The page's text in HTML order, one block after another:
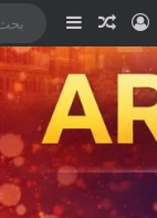
تسجيل الدخول
مقالإضافة